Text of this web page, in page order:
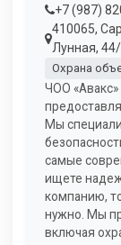
+7 (987)
410065,
Лунная,
Охрана
ЧОО «Авакс»
Мы
самые
ищете
компанию,
нужно. Мы
включая